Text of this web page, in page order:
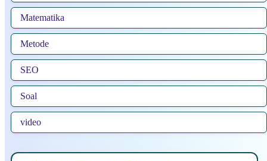
Matematika
Metode
SEO
Soal
video